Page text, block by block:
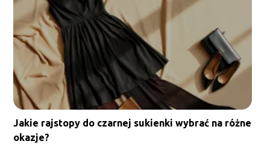
Jakie rajstopy do czarnej sukienki wybrać na różne
okazje?